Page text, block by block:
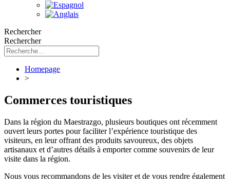
Rechercher
Rechercher
Homepage
>
Commerces touristiques
Dans la région du Maestrazgo, plusieurs boutiques ont récemment
ouvert leurs portes pour faciliter l’expérience touristique des
visiteurs, en leur offrant des produits savoureux, des objets
artisanaux et d’autres détails à emporter comme souvenirs de leur
visite dans la région.
Nous vous recommandons de les visiter et de vous rendre également